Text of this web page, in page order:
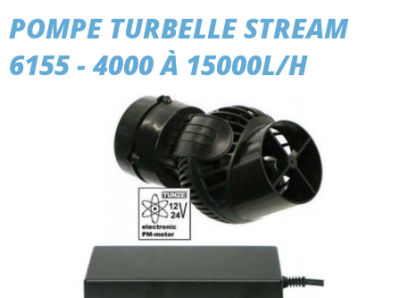
POMPE TURBELLE STREAM
6155 - 4000 À 15000L/H